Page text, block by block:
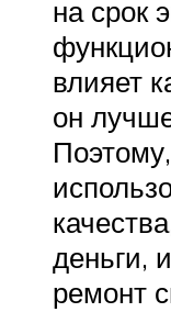
на срок
влияет
он
деньги,
ремонт